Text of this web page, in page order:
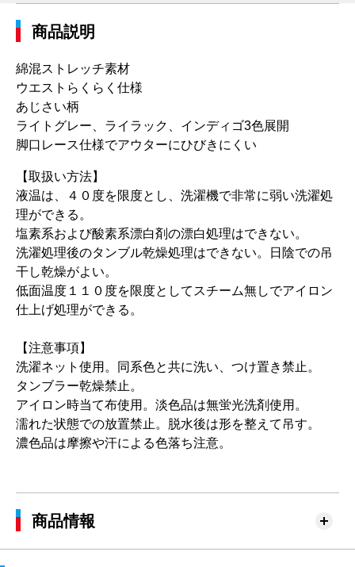
商品説明
綿混ストレッチ素材
ウエストらくらく仕様
あじさい柄
ライトグレー、ライラック、インディゴ3色展開
脚口レース仕様でアウターにひびきにくい
【取扱い方法】
液温は、４０度を限度とし、洗濯機で非常に弱い洗濯処
理ができる。
塩素系および酸素系漂白剤の漂白処理はできない。
洗濯処理後のタンブル乾燥処理はできない。日陰での吊
干し乾燥がよい。
低面温度１１０度を限度としてスチーム無しでアイロン
仕上げ処理ができる。
【注意事項】
洗濯ネット使用。同系色と共に洗い、つけ置き禁止。
タンブラー乾燥禁止。
アイロン時当て布使用。淡色品は無蛍光洗剤使用。
濡れた状態での放置禁止。脱水後は形を整えて吊す。
濃色品は摩擦や汗による色落ち注意。
商品情報